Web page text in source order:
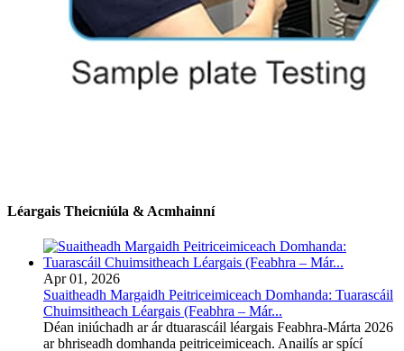
Léargais Theicniúla & Acmhainní
Apr 01, 2026
Suaitheadh ​​Margaidh Peitriceimiceach Domhanda: Tuarascáil
Chuimsitheach Léargais (Feabhra – Már...
Déan iniúchadh ar ár dtuarascáil léargais Feabhra-Márta 2026
ar bhriseadh domhanda peitriceimiceach. Anailís ar spící